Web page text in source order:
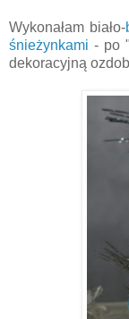
Wykonałam biało-
śnieżynkami - po
dekoracyjną